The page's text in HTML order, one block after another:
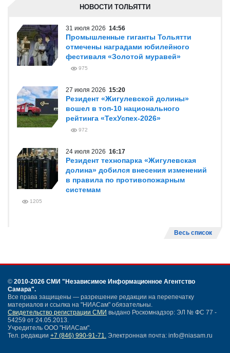
НОВОСТИ ТОЛЬЯТТИ
31 июля 2026 14:56
Промышленные гиганты Тольятти
отмечены наградами юбилейного
фестиваля «Золотой муравей»
975
27 июля 2026 15:20
Резидент «Жигулевской долины»
вошел в топ-10 национального
рейтинга «ТехУспех-2026»
972
24 июля 2026 16:17
Резидент технопарка «Жигулевская
долина» добился внесения изменений
в правила по противопожарным
системам
1205
Весь список
© 2010-2026 СМИ "Независимое Информационное Агентство
Самара".
Все права защищены — разрешение редакции на перепечатку
материалов и ссылка на "НИАСам" обязательны.
Свидетельство регистрации СМИ выдано Роскомнадзор: ЭЛ № ФС 77 -
54259 от 24.05.2013.
Учредитель ООО "НИАСам".
Тел. редакции +7 (846) 990-91-71. Электронная почта: info@niasam.ru